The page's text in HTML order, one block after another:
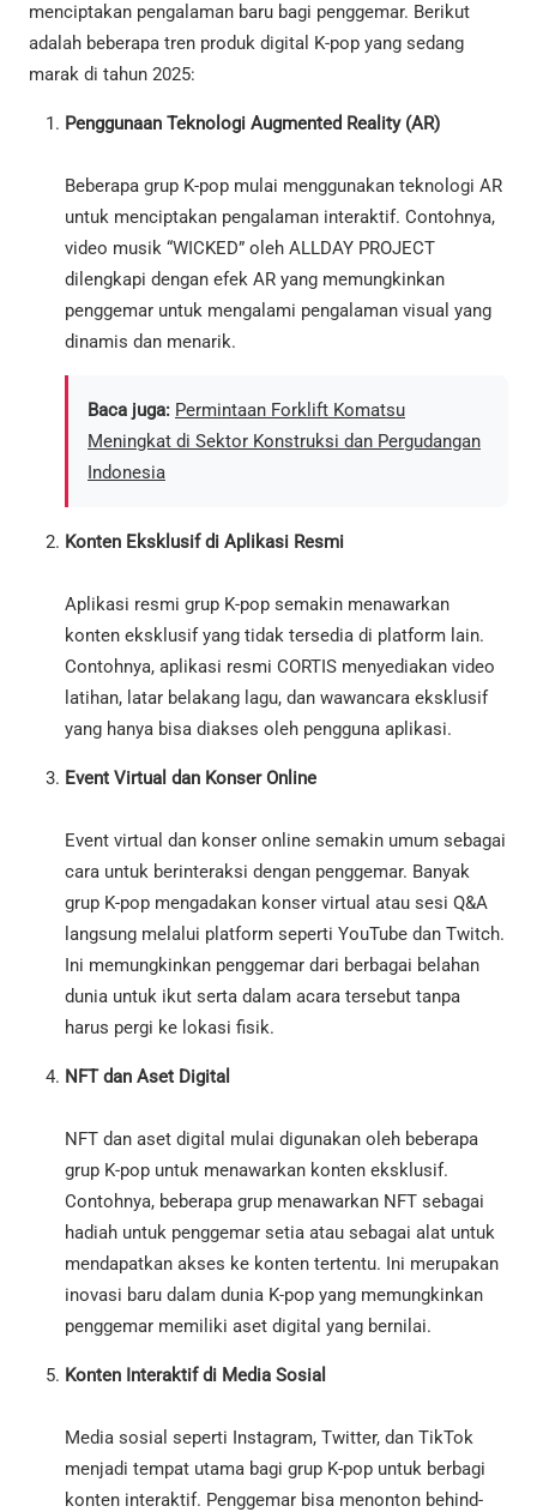
menciptakan pengalaman baru bagi penggemar. Berikut
adalah beberapa tren produk digital K-pop yang sedang
marak di tahun 2025:
Penggunaan Teknologi Augmented Reality (AR)
Beberapa grup K-pop mulai menggunakan teknologi AR
untuk menciptakan pengalaman interaktif. Contohnya,
video musik “WICKED” oleh ALLDAY PROJECT
dilengkapi dengan efek AR yang memungkinkan
penggemar untuk mengalami pengalaman visual yang
dinamis dan menarik.
Baca juga: Permintaan Forklift Komatsu
Meningkat di Sektor Konstruksi dan Pergudangan
Indonesia
Konten Eksklusif di Aplikasi Resmi
Aplikasi resmi grup K-pop semakin menawarkan
konten eksklusif yang tidak tersedia di platform lain.
Contohnya, aplikasi resmi CORTIS menyediakan video
latihan, latar belakang lagu, dan wawancara eksklusif
yang hanya bisa diakses oleh pengguna aplikasi.
Event Virtual dan Konser Online
Event virtual dan konser online semakin umum sebagai
cara untuk berinteraksi dengan penggemar. Banyak
grup K-pop mengadakan konser virtual atau sesi Q&A
langsung melalui platform seperti YouTube dan Twitch.
Ini memungkinkan penggemar dari berbagai belahan
dunia untuk ikut serta dalam acara tersebut tanpa
harus pergi ke lokasi fisik.
NFT dan Aset Digital
NFT dan aset digital mulai digunakan oleh beberapa
grup K-pop untuk menawarkan konten eksklusif.
Contohnya, beberapa grup menawarkan NFT sebagai
hadiah untuk penggemar setia atau sebagai alat untuk
mendapatkan akses ke konten tertentu. Ini merupakan
inovasi baru dalam dunia K-pop yang memungkinkan
penggemar memiliki aset digital yang bernilai.
Konten Interaktif di Media Sosial
Media sosial seperti Instagram, Twitter, dan TikTok
menjadi tempat utama bagi grup K-pop untuk berbagi
konten interaktif. Penggemar bisa menonton behind-